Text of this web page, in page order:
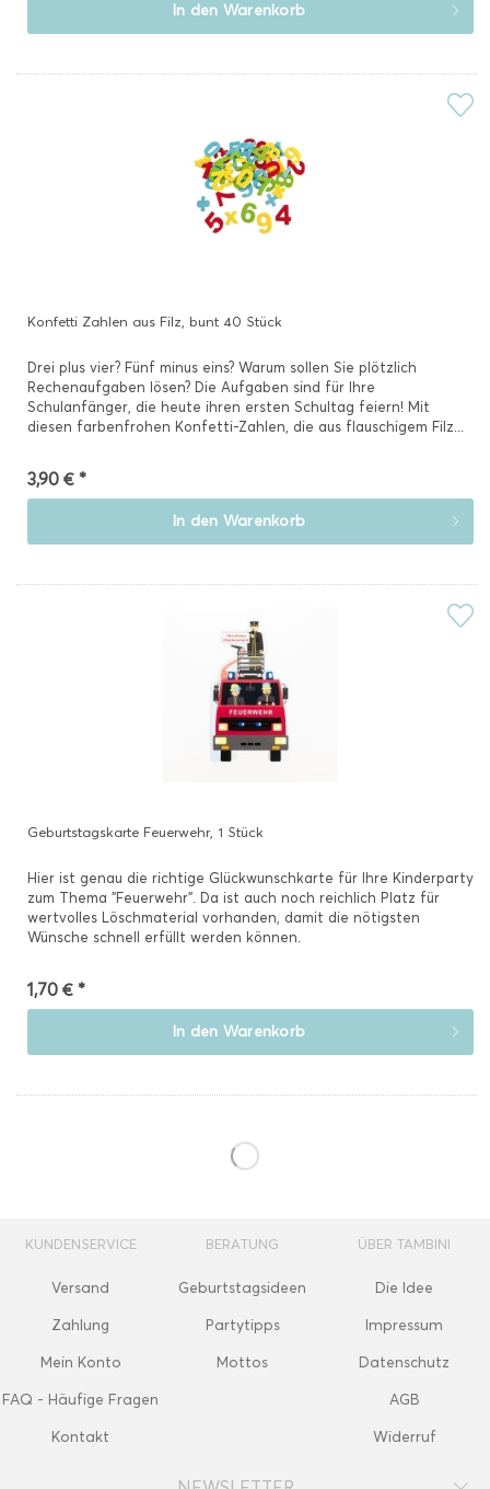
In den Warenkorb
Konfetti Zahlen aus Filz, bunt 40 Stück
Drei plus vier? Fünf minus eins? Warum sollen Sie plötzlich
Rechenaufgaben lösen? Die Aufgaben sind für Ihre
Schulanfänger, die heute ihren ersten Schultag feiern! Mit
diesen farbenfrohen Konfetti-Zahlen, die aus flauschigem Filz...
3,90 € *
In den Warenkorb
Geburtstagskarte Feuerwehr, 1 Stück
Hier ist genau die richtige Glückwunschkarte für Ihre Kinderparty
zum Thema "Feuerwehr". Da ist auch noch reichlich Platz für
wertvolles Löschmaterial vorhanden, damit die nötigsten
Wünsche schnell erfüllt werden können.
1,70 € *
In den Warenkorb
KUNDENSERVICE
Versand
Zahlung
Mein Konto
FAQ - Häufige Fragen
Kontakt
BERATUNG
Geburtstagsideen
Partytipps
Mottos
ÜBER TAMBINI
Die Idee
Impressum
Datenschutz
AGB
Widerruf